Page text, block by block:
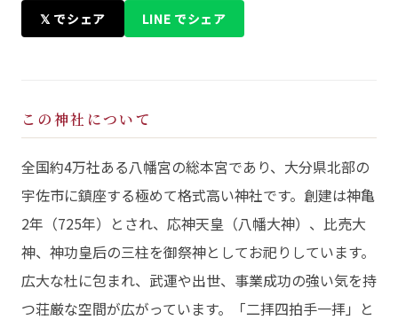
𝕏 でシェア LINE でシェア
この神社について
全国約4万社ある八幡宮の総本宮であり、大分県北部の
宇佐市に鎮座する極めて格式高い神社です。創建は神亀
2年（725年）とされ、応神天皇（八幡大神）、比売大
神、神功皇后の三柱を御祭神としてお祀りしています。
広大な杜に包まれ、武運や出世、事業成功の強い気を持
つ荘厳な空間が広がっています。「二拝四拍手一拝」と